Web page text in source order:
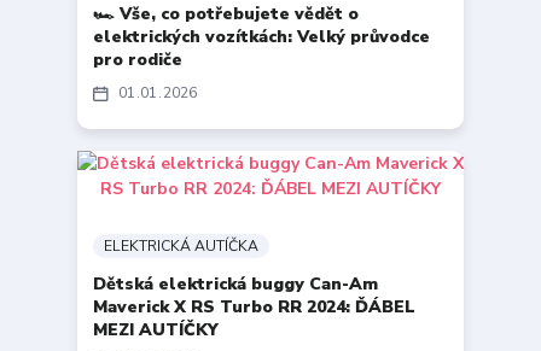
01 01 2026
🏎️ Vše, co potřebujete vědět o
elektrických vozítkách: Velký průvodce
pro rodiče
ELEKTRICKÁ AUTÍČKA
Dětská elektrická buggy Can-Am
Maverick X RS Turbo RR 2024: ĎÁBEL
MEZI AUTÍČKY